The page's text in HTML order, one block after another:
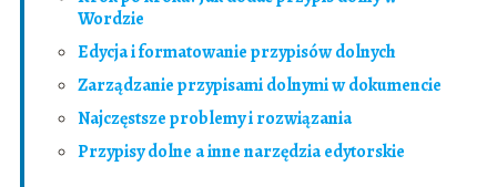
Wordzie
Edycja i formatowanie przypisów dolnych
Zarządzanie przypisami dolnymi w dokumencie
Najczęstsze problemy i rozwiązania
Przypisy dolne a inne narzędzia edytorskie